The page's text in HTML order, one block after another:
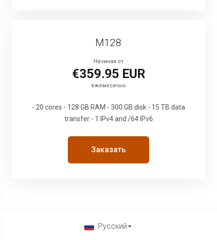
M128
Начиная от
€359.95 EUR
ежемесячно
- 20 cores - 128 GB RAM - 300 GB disk - 15 TB data
transfer - 1 IPv4 and /64 IPv6
Заказать
Русский